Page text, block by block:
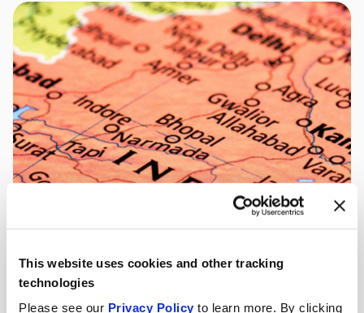
This website uses cookies and other tracking
technologies
Please see our Privacy Policy to learn more. By clicking